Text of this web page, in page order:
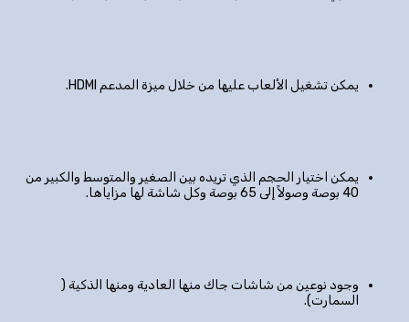
يمكن تشغيل الألعاب عليها من خلال ميزة المدعم HDMI.
يمكن اختيار الحجم الذي تريده بين الصغير والمتوسط والكبير من
40 بوصة وصولاً إلى 65 بوصة وكل شاشة لها مزاياها.
وجود نوعين من شاشات جاك منها العادية ومنها الذكية (
السمارت).